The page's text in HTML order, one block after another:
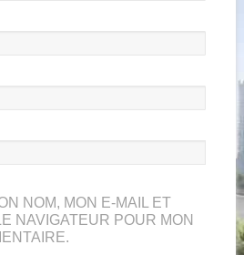
NOM, MON E-MAIL ET
NAVIGATEUR POUR MON